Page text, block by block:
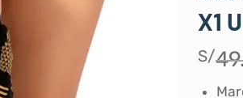
X1
S/